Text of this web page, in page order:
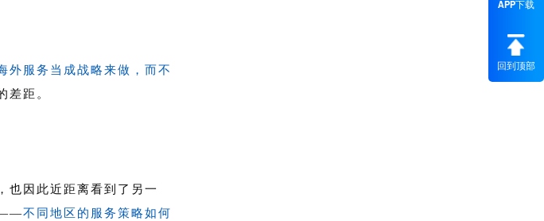
APP下载
回到顶部
外服务当成战略来做，而不
差距。
也因此近距离看到了另一
——不同地区的服务策略如何